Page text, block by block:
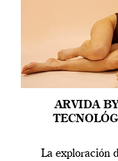
ARVIDA
La exploración